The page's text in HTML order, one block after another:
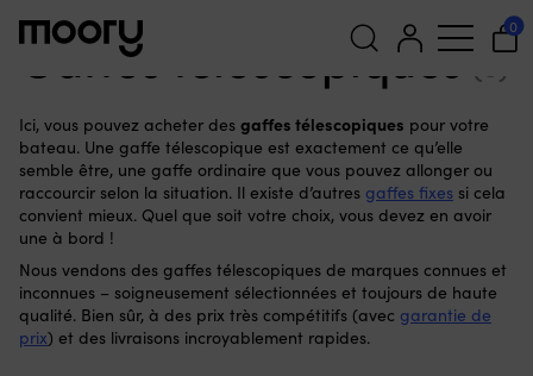
pour :
0
Gaffes télescopiques (9)
Ici, vous pouvez acheter des gaffes télescopiques pour votre
bateau. Une gaffe télescopique est exactement ce qu’elle
semble être, une gaffe ordinaire que vous pouvez allonger ou
raccourcir selon la situation. Il existe d’autres gaffes fixes si cela
convient mieux. Quel que soit votre choix, vous devez en avoir
une à bord !
Nous vendons des gaffes télescopiques de marques connues et
inconnues – soigneusement sélectionnées et toujours de haute
qualité. Bien sûr, à des prix très compétitifs (avec garantie de
prix) et des livraisons incroyablement rapides.